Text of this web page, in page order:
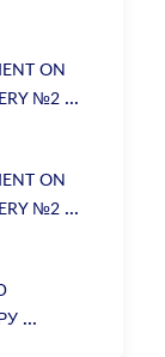
ON
№2
ON
№2